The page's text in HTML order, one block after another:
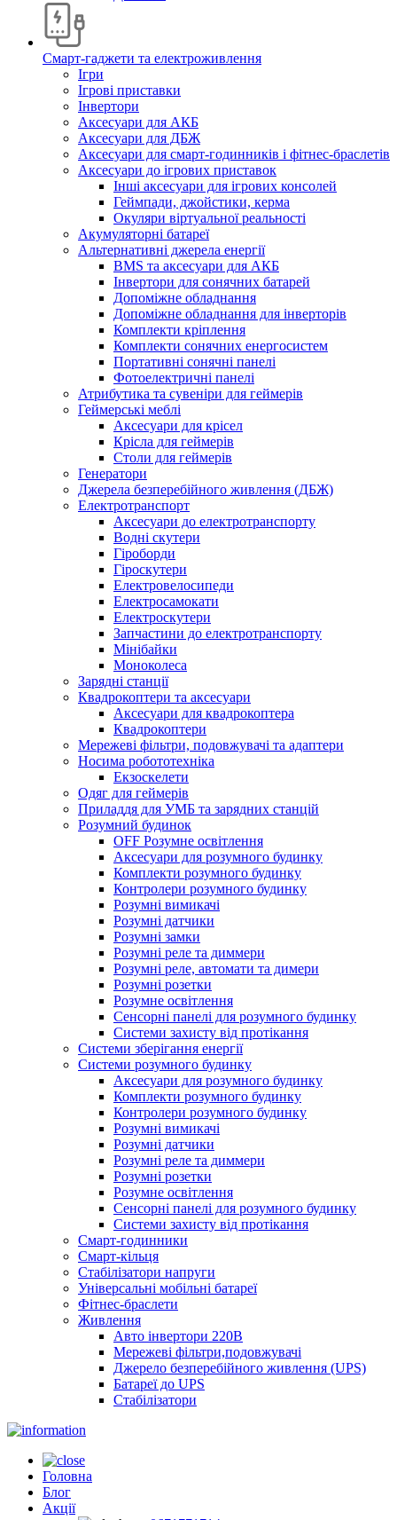
Смарт-гаджети та електроживлення
Ігри
Ігрові приставки
Інвертори
Аксесуари для АКБ
Аксесуари для ДБЖ
Аксесуари для смарт-годинників і фітнес-браслетів
Аксесуари до ігрових приставок
Інші аксесуари для ігрових консолей
Геймпади, джойстики, керма
Окуляри віртуальної реальності
Акумуляторні батареї
Альтернативні джерела енергії
BMS та аксесуари для АКБ
Інвертори для сонячних батарей
Допоміжне обладнання
Допоміжне обладнання для інверторів
Комплекти кріплення
Комплекти сонячних енергосистем
Портативні сонячні панелі
Фотоелектричні панелі
Атрибутика та сувеніри для геймерів
Геймерські меблі
Аксесуари для крісел
Крісла для геймерів
Столи для геймерів
Генератори
Джерела безперебійного живлення (ДБЖ)
Електротранспорт
Аксесуари до електротранспорту
Водні скутери
Гіроборди
Гіроскутери
Електровелосипеди
Електросамокати
Електроскутери
Запчастини до електротранспорту
Мінібайки
Моноколеса
Зарядні станції
Квадрокоптери та аксесуари
Аксесуари для квадрокоптера
Квадрокоптери
Мережеві фільтри, подовжувачі та адаптери
Носима робототехніка
Екзоскелети
Одяг для геймерів
Приладдя для УМБ та зарядних станцій
Розумний будинок
OFF Розумне освітлення
Аксесуари для розумного будинку
Комплекти розумного будинку
Контролери розумного будинку
Розумні вимикачі
Розумні датчики
Розумні замки
Розумні реле та диммери
Розумні реле, автомати та димери
Розумні розетки
Розумне освітлення
Сенсорні панелі для розумного будинку
Системи захисту від протікання
Системи зберігання енергії
Системи розумного будинку
Аксесуари для розумного будинку
Комплекти розумного будинку
Контролери розумного будинку
Розумні вимикачі
Розумні датчики
Розумні реле та диммери
Розумні розетки
Розумне освітлення
Сенсорні панелі для розумного будинку
Системи захисту від протікання
Смарт-годинники
Смарт-кільця
Стабілізатори напруги
Універсальні мобільні батареї
Фітнес-браслети
Живлення
Авто інвертори 220В
Мережеві фільтри,подовжувачі
Джерело безперебійного живлення (UPS)
Батареї до UPS
Стабілізатори
Головна
Блог
Акції